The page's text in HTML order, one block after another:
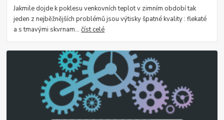
Jakmile dojde k poklesu venkovních teplot v zimním období tak
jeden z nejběžnějších problémů jsou výtisky špatné kvality : flekaté
a s tmavými skvrnam...číst celé